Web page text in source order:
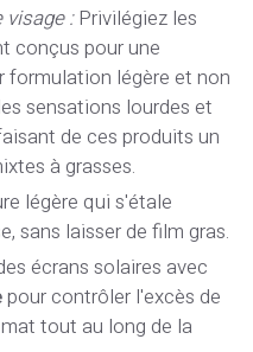
:Privilégiez les
conçus pour une
formulation légère et non
sensations lourdes et
de ces produits un
à grasses.
légère qui s'étale
sans laisser de film gras.
écrans solaires avec
pour contrôler l'excès de
tout au long de la